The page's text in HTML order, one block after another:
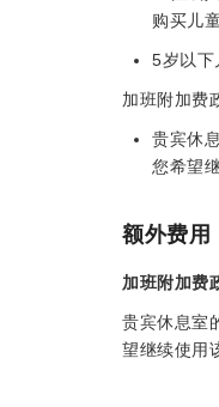
购买儿童
5岁以下
加班附加费
贵宾休
您希望
额外费用
加班附加费
贵宾休息室
望继续使用